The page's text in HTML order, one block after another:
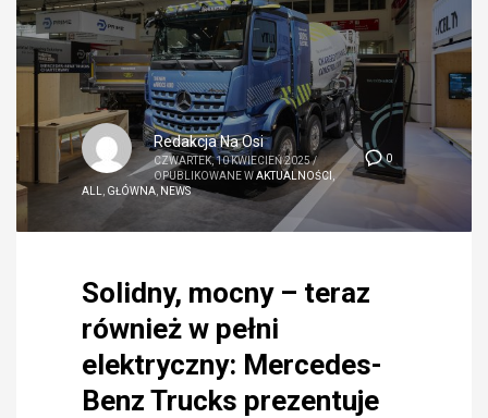
0
Redakcja Na Osi
CZWARTEK, 10 KWIECIEŃ 2025/
OPUBLIKOWANE WAKTUALNOŚCI ,
ALL
GŁÓWNA NEWS
Solidny, mocny – teraz
również w pełni
elektryczny: Mercedes-
Benz Trucks prezentuje